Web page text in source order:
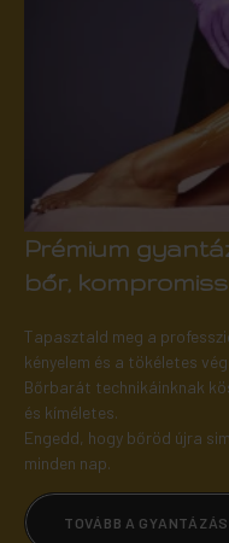
Prémium
bőr,
Tapasztald meg a
kényelem és a tökéletes
Bőrbarát technikáinknak
és kíméletes.
Engedd, hogy bőröd újra
minden nap.
TOVÁBB A